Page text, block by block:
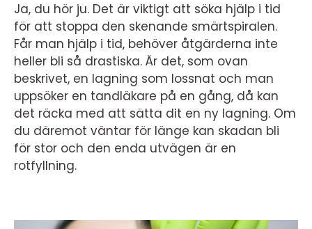
Ja, du hör ju. Det är viktigt att söka hjälp i tid
för att stoppa den skenande smärtspiralen.
Får man hjälp i tid, behöver åtgärderna inte
heller bli så drastiska. Är det, som ovan
beskrivet, en lagning som lossnat och man
uppsöker en tandläkare på en gång, då kan
det räcka med att sätta dit en ny lagning. Om
du däremot väntar för länge kan skadan bli
för stor och den enda utvägen är en
rotfyllning.